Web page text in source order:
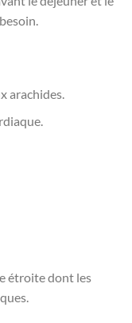
arachides.
étroite dont les